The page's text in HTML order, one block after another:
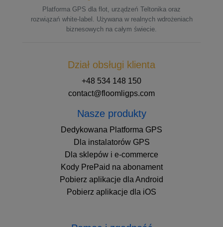
Platforma GPS dla flot, urządzeń Teltonika oraz
rozwiązań white-label. Używana w realnych wdrożeniach
biznesowych na całym świecie.
Dział obsługi klienta
+48 534 148 150
contact@floomligps.com
Nasze produkty
Dedykowana Platforma GPS
Dla instalatorów GPS
Dla sklepów i e-commerce
Kody PrePaid na abonament
Pobierz aplikacje dla Android
Pobierz aplikacje dla iOS